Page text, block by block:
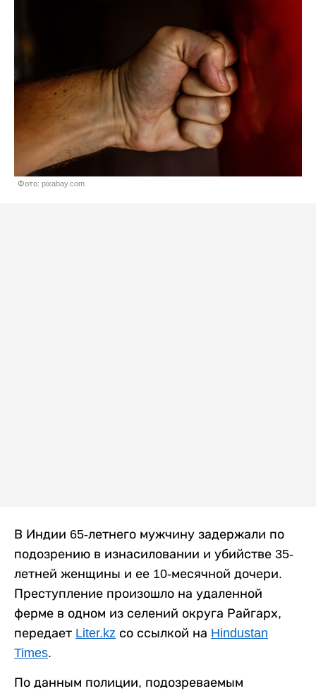
Фото: pixabay.com
В Индии 65-летнего мужчину задержали по
подозрению в изнасиловании и убийстве 35-
летней женщины и ее 10-месячной дочери.
Преступление произошло на удаленной
ферме в одном из селений округа Райгарх,
передает Liter.kz со ссылкой на Hindustan
Times.
По данным полиции, подозреваемым